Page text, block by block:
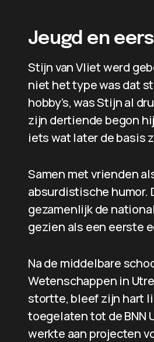
Jeugd en
Stijn van Vliet werd
niet het type was dat
hobby’s, was Stijn al
zijn dertiende begon
iets wat later de basis
Samen met vrienden
absurdistische humor.
gezamenlijk de
gezien als een eerste
Na de middelbare
Wetenschappen in
stortte, bleef zijn hart
toegelaten tot de BNN
werkte aan projecten